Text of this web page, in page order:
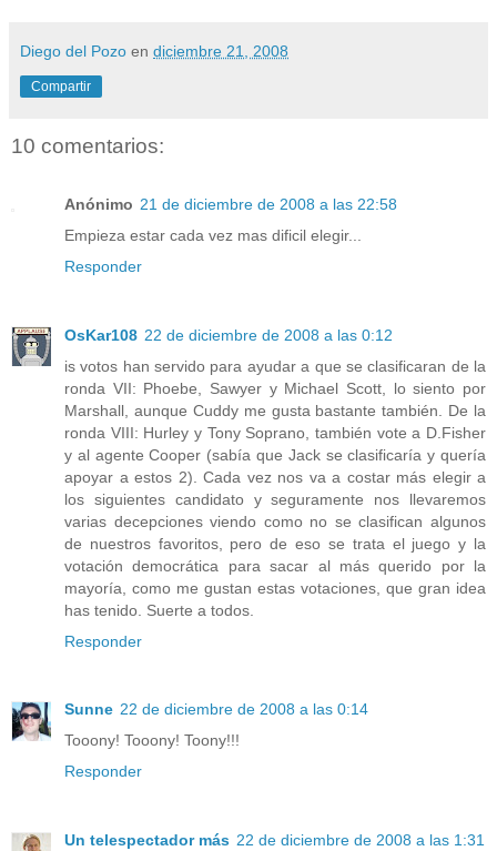
Diego del Pozo en diciembre 21, 2008
Compartir
10 comentarios:
Anónimo 21 de diciembre de 2008 a las 22:58
Empieza estar cada vez mas dificil elegir...
Responder
OsKar108 22 de diciembre de 2008 a las 0:12
is votos han servido para ayudar a que se clasificaran de la
ronda VII: Phoebe, Sawyer y Michael Scott, lo siento por
Marshall, aunque Cuddy me gusta bastante también. De la
ronda VIII: Hurley y Tony Soprano, también vote a D.Fisher
y al agente Cooper (sabía que Jack se clasificaría y quería
apoyar a estos 2). Cada vez nos va a costar más elegir a
los siguientes candidato y seguramente nos llevaremos
varias decepciones viendo como no se clasifican algunos
de nuestros favoritos, pero de eso se trata el juego y la
votación democrática para sacar al más querido por la
mayoría, como me gustan estas votaciones, que gran idea
has tenido. Suerte a todos.
Responder
Sunne 22 de diciembre de 2008 a las 0:14
Tooony! Tooony! Toony!!!
Responder
Un telespectador más 22 de diciembre de 2008 a las 1:31